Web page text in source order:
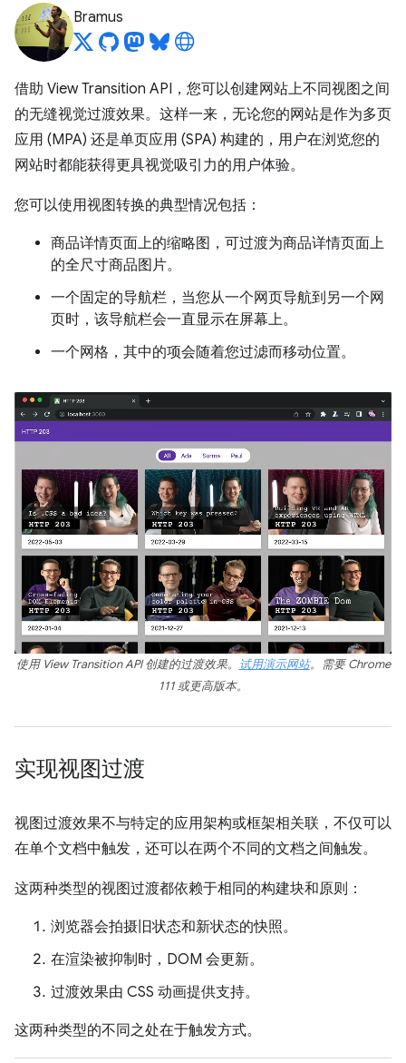
Bramus
借助 View Transition API，您可以创建网站上不同视图之间
的无缝视觉过渡效果。这样一来，无论您的网站是作为多页
应用 (MPA) 还是单页应用 (SPA) 构建的，用户在浏览您的
网站时都能获得更具视觉吸引力的用户体验。
您可以使用视图转换的典型情况包括：
商品详情页面上的缩略图，可过渡为商品详情页面上
的全尺寸商品图片。
一个固定的导航栏，当您从一个网页导航到另一个网
页时，该导航栏会一直显示在屏幕上。
一个网格，其中的项会随着您过滤而移动位置。
使用 View Transition API 创建的过渡效果。 试用演示网站。需要 Chrome
111 或更高版本。
实现视图过渡
视图过渡效果不与特定的应用架构或框架相关联，不仅可以
在单个文档中触发，还可以在两个不同的文档之间触发。
这两种类型的视图过渡都依赖于相同的构建块和原则：
浏览器会拍摄旧状态和新状态的快照。
在渲染被抑制时，DOM 会更新。
过渡效果由 CSS 动画提供支持。
这两种类型的不同之处在于触发方式。